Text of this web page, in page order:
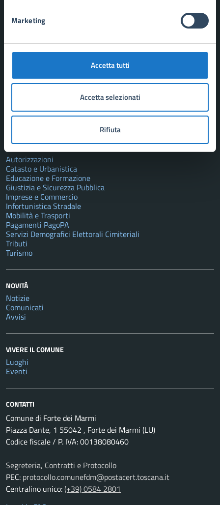
Marketing
Accetta tutti
Accetta selezionati
Rifiuta
Comune di Forte dei Marmi
AMMINISTRAZIONE
Uffici
Enti e fondazioni
Documenti e dati
CATEGORIE DI SERVIZIO
Autorizzazioni
Catasto e Urbanistica
Educazione e Formazione
Giustizia e Sicurezza Pubblica
Imprese e Commercio
Infortunistica Stradale
Mobilità e Trasporti
Pagamenti PagoPA
Servizi Demografici Elettorali Cimiteriali
Tributi
Turismo
NOVITÀ
Notizie
Comunicati
Avvisi
VIVERE IL COMUNE
Luoghi
Eventi
CONTATTI
Comune di Forte dei Marmi
Piazza Dante, 1 55042 , Forte dei Marmi (LU)
Codice fiscale / P. IVA: 00138080460
Segreteria, Contratti e Protocollo
PEC: protocollo.comunefdm@postacert.toscana.it
Centralino unico:(+39) 0584 2801